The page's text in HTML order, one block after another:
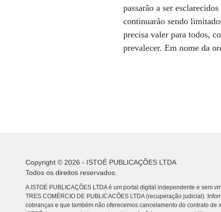
passarão a ser
continuarão sendo
precisa valer para todos,
prevalecer. Em nome da
Copyright © 2026 - ISTOÉ PUBLICAÇÕES LTDA
Todos os direitos reservados.
A ISTOÉ PUBLICAÇÕES LTDA é um portal digital independente e sem
TRES COMÉRCIO DE PUBLICACÕES LTDA (recuperação judicial).
cobranças e que também não oferecemos cancelamento do contrato de